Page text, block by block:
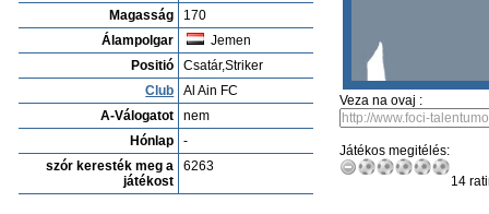
Magasság
170
Álampolgar
Jemen
Positió
Csatár,Striker
Club
Al Ain FC
A-Válogatot
nem
Hónlap
-
szór keresték meg a
játékost
6263
Veza na ovaj :
Játékos megitélés:
14